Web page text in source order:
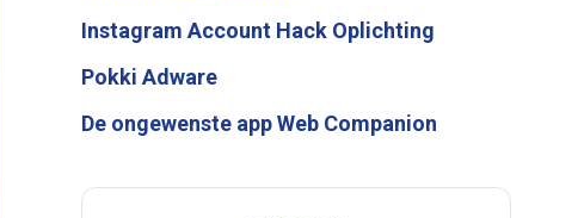
Instagram Account Hack Oplichting
Pokki Adware
De ongewenste app Web Companion